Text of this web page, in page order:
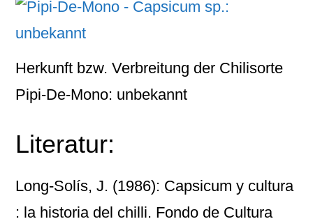
Herkunft bzw. Verbreitung der Chilisorte
Pipi-De-Mono: unbekannt
Literatur:
Long-Solís, J. (1986): Capsicum y cultura
: la historia del chilli. Fondo de Cultura